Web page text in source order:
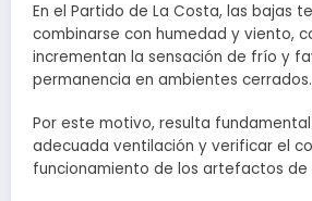
En el Partido de La Costa, las bajas
combinarse con humedad y viento,
incrementan la sensación de frío y
permanencia en ambientes cerrados.
Por este motivo, resulta
adecuada ventilación y verificar el
funcionamiento de los artefactos de